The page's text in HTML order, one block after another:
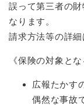
誤って第三者の
なります。
請求方法等の詳細
《保険の対象とな
広報たかす
偶然な事故